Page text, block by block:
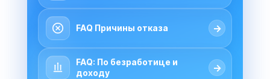
FAQ Причины отказа →
FAQ: По безработице и
доходу
→